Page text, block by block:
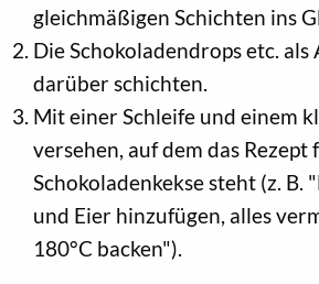
gleichmäßigen Schichten ins
Die Schokoladendrops etc. als
darüber schichten.
Mit einer Schleife und einem
versehen, auf dem das Rezept
Schokoladenkekse steht (z. B.
und Eier hinzufügen, alles
180°C backen").